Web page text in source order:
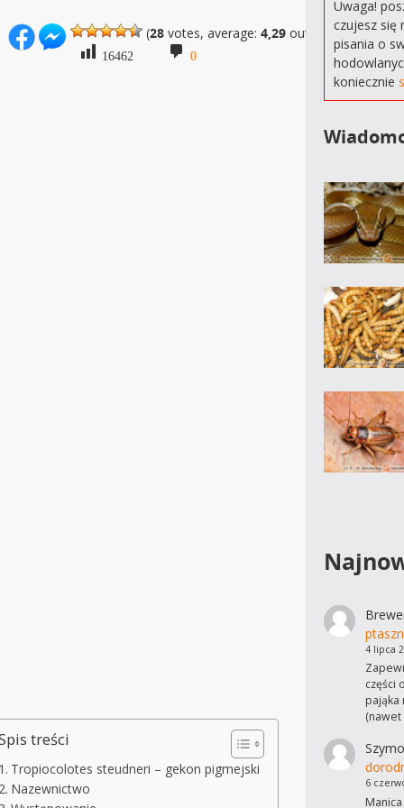
(28votes, average: 4,29out of 5)
16462 0
treści
Tropiocolotes steudneri – gekon pigmejski
Nazewnictwo
Uwaga!
czujesz się
pisania o
koniecznie
4 lipca
części
pająka
6